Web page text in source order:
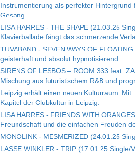
Instrumentierung als perfekter
Gesang
LISA HARRES - THE SHAPE (21.03.25
Klavierballade fängt das schmerzende
TUVABAND - SEVEN WAYS OF
geisterhaft und absolut hypnotisierend.
SIRENS OF LESBOS – ROOM 333 feat.
Mischung aus futuristischem R&B und
Leipzig erhält einen neuen Kulturraum: Mit
Kapitel der Clubkultur in Leipzig.
LISA HARRES - FRIENDS WITH
Freundschaft und die einfachen Freuden
MONOLINK - MESMERIZED (24.01.25
LASSE WINKLER - TRIP (17.01.25